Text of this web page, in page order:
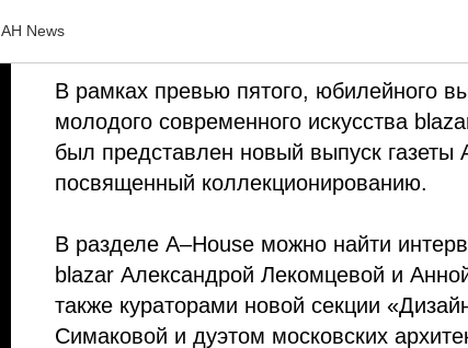
AH NewsA–News #2
В рамках превью пятого, юбилейного
молодого современного искусства
был представлен новый выпуск газеты
посвященный коллекционированию.
В разделе A–House можно найти
blazar Александрой Лекомцевой и
также кураторами новой секции
Симаковой и дуэтом московских